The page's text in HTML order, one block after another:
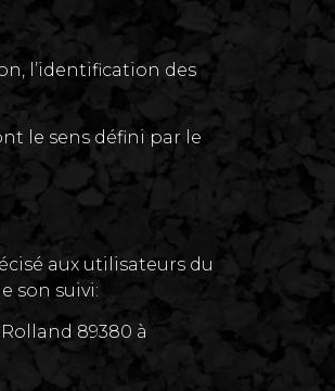
l’identification des
le sens défini par le
aux utilisateurs du
son suivi:
Rolland 89380 à